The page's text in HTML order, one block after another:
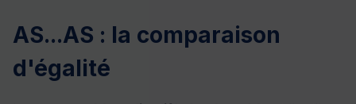
AS...AS : la comparaison
d'égalité